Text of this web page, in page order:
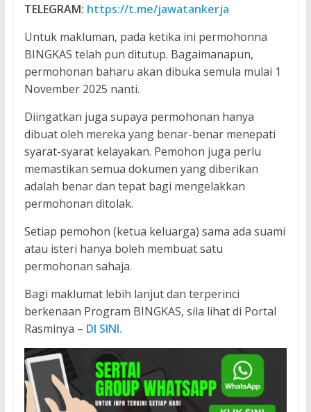
TELEGRAM: https://t.me/jawatankerja
Untuk makluman, pada ketika ini permohonna
BINGKAS telah pun ditutup. Bagaimanapun,
permohonan baharu akan dibuka semula mulai 1
November 2025 nanti.
Diingatkan juga supaya permohonan hanya
dibuat oleh mereka yang benar-benar menepati
syarat-syarat kelayakan. Pemohon juga perlu
memastikan semua dokumen yang diberikan
adalah benar dan tepat bagi mengelakkan
permohonan ditolak.
Setiap pemohon (ketua keluarga) sama ada suami
atau isteri hanya boleh membuat satu
permohonan sahaja.
Bagi maklumat lebih lanjut dan terperinci
berkenaan Program BINGKAS, sila lihat di Portal
Rasminya – DI SINI.